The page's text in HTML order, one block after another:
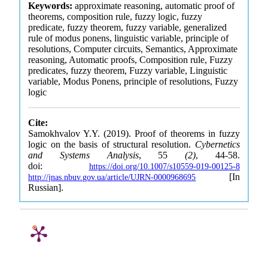
Keywords:approximate reasoning, automatic proof of
theorems, composition rule, fuzzy logic, fuzzy
predicate, fuzzy theorem, fuzzy variable, generalized
rule of modus ponens, linguistic variable, principle of
resolutions, Computer circuits, Semantics, Approximate
reasoning, Automatic proofs, Composition rule, Fuzzy
predicates, fuzzy theorem, Fuzzy variable, Linguistic
variable, Modus Ponens, principle of resolutions, Fuzzy
logic
Cite:
Samokhvalov Y.Y. (2019). Proof of theorems in fuzzy
logic on the basis of structural resolution. Cybernetics
and Systems Analysis, 55(2), 44-58.
doi: https://doi.org/10.1007/s10559-019-00125-8
http://jnas.nbuv.gov.ua/article/UJRN-0000968695 [In
Russian].